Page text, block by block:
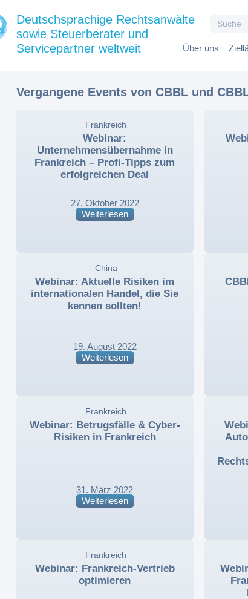
for:
Über uns
Deutschsprachige Rechtsanwälte
sowie Steuerberater und
Servicepartner weltweit
Vergangene Events von CBBL und
Webinar:
Unternehmensübernahme in
Frankreich – Profi-Tipps zum
erfolgreichen Deal
Frankreich
27. Oktober 2022
Weiterlesen
Webinar: Aktuelle Risiken im
internationalen Handel, die Sie
kennen sollten!
China,
19. August 2022
Weiterlesen
Webinar: Betrugsfälle & Cyber-
Risiken in Frankreich
Frankreich
31. März 2022
Weiterlesen
Webinar: Frankreich-Vertrieb
optimieren
Frankreich